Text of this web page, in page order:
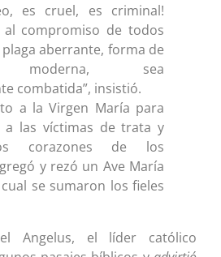
es cruel, es criminal!
al compromiso de todos
aberrante, forma de
moderna, sea
combatida”, insistió.
a la Virgen María para
a las víctimas de trata y
corazones de los
y rezó un Ave María
se sumaron los fieles
Angelus, el líder católico